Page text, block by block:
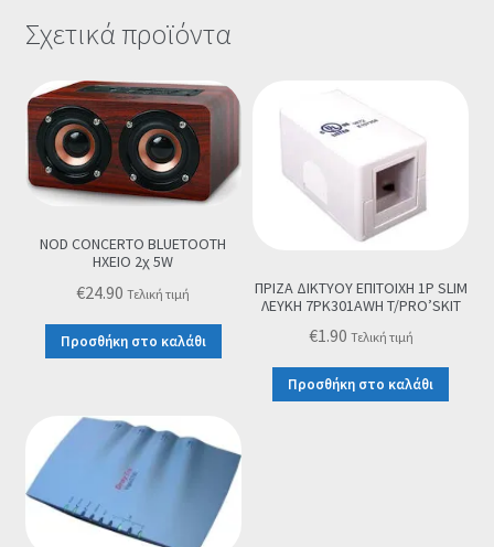
Σχετικά προϊόντα
NOD CONCERTO BLUETOOTH
ΗΧΕΙΟ 2χ 5W
€24.90 Τελική τιμή
Προσθήκη στο καλάθι
ΠΡΙΖΑ ΔΙΚΤΥΟΥ ΕΠΙΤΟΙΧΗ 1P SLIM
ΛΕΥΚΗ 7PK301AWH T/PRO’SKIT
€1.90 Τελική τιμή
Προσθήκη στο καλάθι